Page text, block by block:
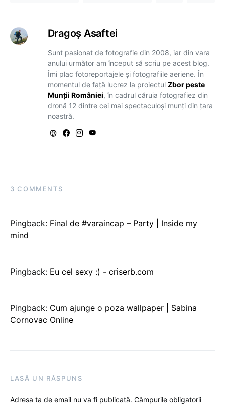
Dragoş Asaftei
Sunt pasionat de fotografie din 2008, iar din vara
anului următor am început să scriu pe acest blog.
Îmi plac fotoreportajele și fotografiile aeriene. În
momentul de față lucrez la proiectul Zbor peste
Munții României, în cadrul căruia fotografiez din
dronă 12 dintre cei mai spectaculoși munți din țara
noastră.
3 COMMENTS
Pingback: Final de #varaincap – Party | Inside my
mind
Pingback: Eu cel sexy :) - criserb.com
Pingback: Cum ajunge o poza wallpaper | Sabina
Cornovac Online
LASĂ UN RĂSPUNS
Adresa ta de email nu va fi publicată. Câmpurile obligatorii